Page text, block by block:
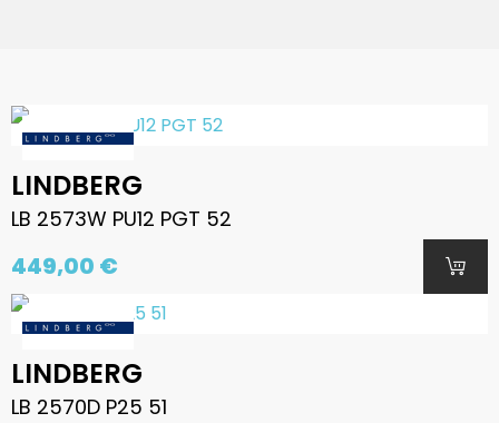
LINDBERG
LB 2573W PU12 PGT 52
449,00 €
LINDBERG
LB 2570D P25 51